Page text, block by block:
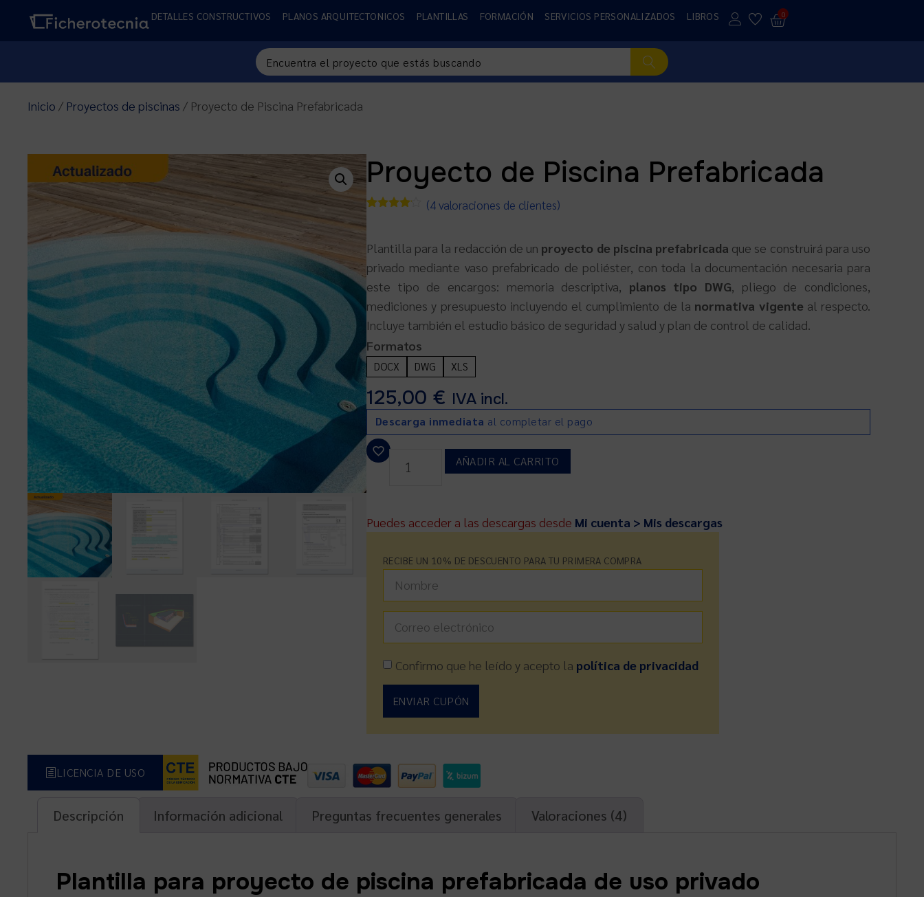
DETALLES CONSTRUCTIVOS PLANOS ARQUITECTONICOS PLANTILLAS FORMACIÓN SERVICIOS PERSONALIZADOS LIBROS 0
Inicio / Proyectos de piscinas / Proyecto de Piscina Prefabricada
Proyecto de Piscina Prefabricada
base a
valoraciones
de
clientes
(4valoraciones de clientes)
Plantilla para la redacción de un proyecto de piscina prefabricada que se construirá para uso
privado mediante vaso prefabricado de poliéster, con toda la documentación necesaria para
este tipo de encargos: memoria descriptiva, planos tipo DWG, pliego de condiciones,
mediciones y presupuesto incluyendo el cumplimiento de la normativa vigente al respecto.
Incluye también el estudio básico de seguridad y salud y plan de control de calidad.
Formatos
DOCX DWG XLS
125,00 € IVA incl.
Descarga inmediata al completar el pago
AÑADIR AL CARRITO
Puedes acceder a las descargas desde Mi cuenta > Mis descargas
RECIBE UN 10% DE DESCUENTO PARA TU PRIMERA COMPRA
Confirmo que he leído y acepto la política de privacidad
ENVIAR CUPÓN
LICENCIA DE USO
Descripción Información adicional Preguntas frecuentes generales Valoraciones (4)
Plantilla para proyecto de piscina prefabricada de uso privado